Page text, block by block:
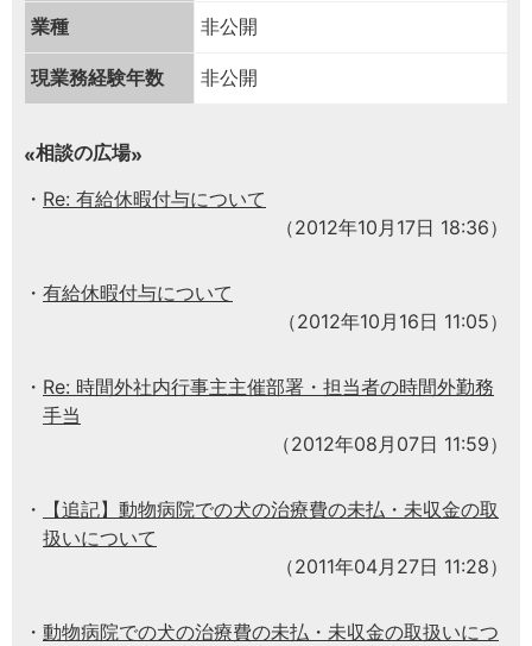
業種 非公開
現業務経験年数 非公開
相談の広場
Re: 有給休暇付与について
（2012年10月17日 18:36）
有給休暇付与について
（2012年10月16日 11:05）
Re: 時間外社内行事主主催部署・担当者の時間外勤務
手当
（2012年08月07日 11:59）
【追記】動物病院での犬の治療費の未払・未収金の取
扱いについて
（2011年04月27日 11:28）
動物病院での犬の治療費の未払・未収金の取扱いにつ